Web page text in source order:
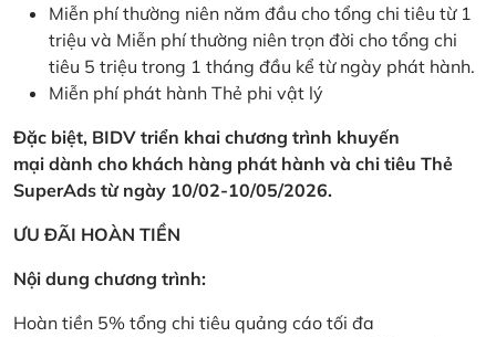
Miễn phí thường niên năm đầu cho tổng chi tiêu từ 1
triệu và Miễn phí thường niên trọn đời cho tổng chi
tiêu 5 triệu trong 1 tháng đầu kể từ ngày phát hành.
Miễn phí phát hành Thẻ phi vật lý
Đặc biệt, BIDV triển khai chương trình khuyến
mại dành cho khách hàng phát hành và chi tiêu Thẻ
SuperAds từ ngày 10/02-10/05/2026.
ƯU ĐÃI HOÀN TIỀN
Nội dung chương trình:
Hoàn tiền 5% tổng chi tiêu quảng cáo tối đa